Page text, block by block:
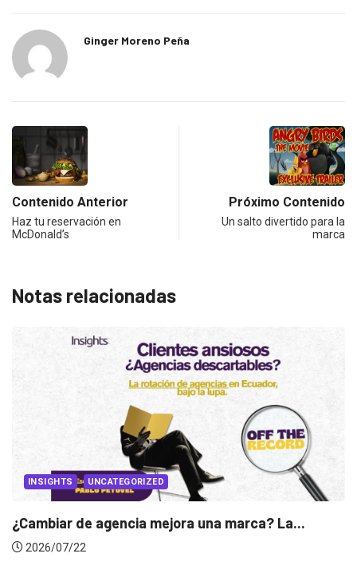
Ginger Moreno Peña
Contenido Anterior
Haz tu reservación en
McDonald’s
Próximo Contenido
Un salto divertido para la
marca
Notas relacionadas
La... INSIGHTS